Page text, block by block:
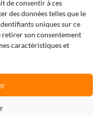
de consentir à ces
des données telles que le
uniques sur ce
retirer son consentement
caractéristiques et
de Service S, 4e
0A5